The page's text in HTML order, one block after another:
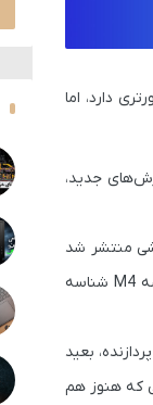
دارد، اما
جدید،
منتشر شد
M4 شناسه
بعید
که هنوز هم